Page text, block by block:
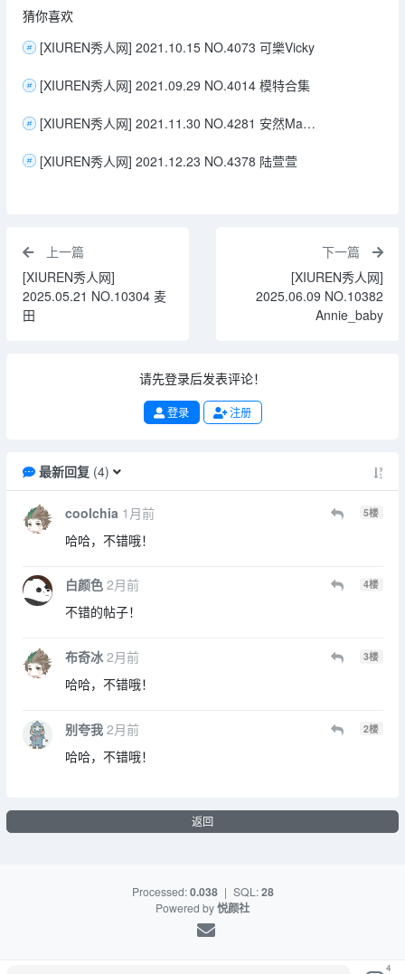
猜你喜欢
[XIUREN秀人网] 2021.10.15 NO.4073 可樂Vicky
[XIUREN秀人网] 2021.09.29 NO.4014 模特合集
[XIUREN秀人网] 2021.11.30 NO.4281 安然Maleah
[XIUREN秀人网] 2021.12.23 NO.4378 陆萱萱
上一篇
[XIUREN秀人网]
2025.05.21 NO.10304 麦
田
下一篇
[XIUREN秀人网]
2025.06.09 NO.10382
Annie_baby
请先登录后发表评论！
登录 注册
最新回复(4)
coolchia 1月前 5楼
哈哈，不错哦！
白颜色 2月前 4楼
不错的帖子！
布奇冰 2月前 3楼
哈哈，不错哦！
别夸我 2月前 2楼
哈哈，不错哦！
返回
Processed:0.038 | SQL:28
Powered by悦颜社
4